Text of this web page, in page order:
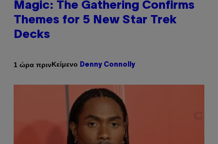
Magic: The Gathering Confirms
Themes for 5 New Star Trek
Decks
1 ώρα πρινΚείμενο Denny Connolly